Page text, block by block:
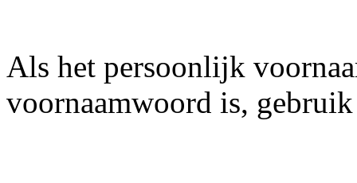
Als het persoonlijk
voornaamwoord is,